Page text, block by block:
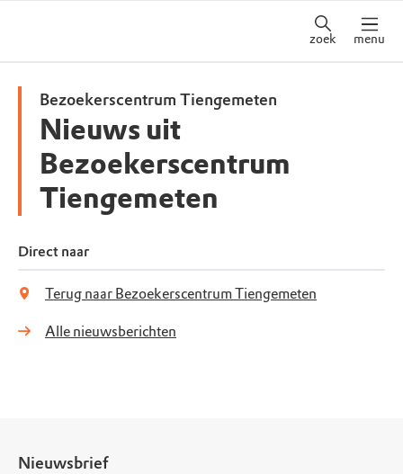
zoek menu
Bezoekerscentrum Tiengemeten
Nieuws uit
Bezoekerscentrum
Tiengemeten
Direct naar
Terug naar Bezoekerscentrum Tiengemeten
Alle nieuwsberichten
Nieuwsbrief